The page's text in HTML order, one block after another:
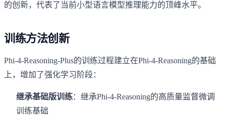
的创新，代表了当前小型语言模型推理能力的顶峰水平。
训练方法创新
Phi-4-Reasoning-Plus的训练过程建立在Phi-4-Reasoning的基础
上，增加了强化学习阶段：
继承基础版训练：继承Phi-4-Reasoning的高质量监督微调
训练基础